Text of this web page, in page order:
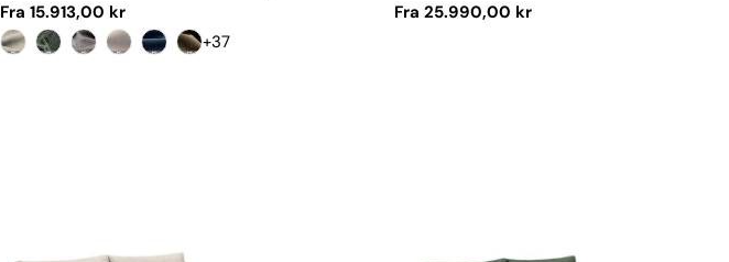
Vanlig
pris
Fra 15.913,00 kr
+37
Vanlig
Fra 25.990,00 kr